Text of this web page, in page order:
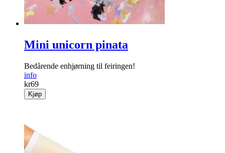
Mini unicorn pinata
Bedårende enhjørning til feiringen!
info
kr69
Kjøp